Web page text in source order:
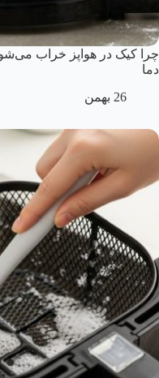
چرا کیک در هواپز خراب
دما
26 بهمن